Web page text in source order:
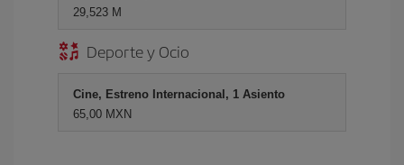
29,523 M
Deporte y Ocio
Cine, Estreno Internacional, 1 Asiento
65,00 MXN